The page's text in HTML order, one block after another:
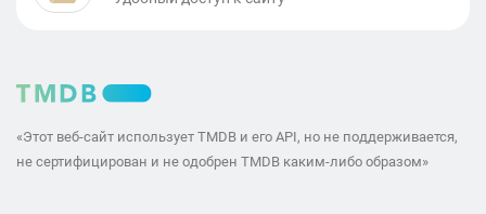
«Этот веб-сайт использует TMDB и его API, но не поддерживается,
не сертифицирован и не одобрен TMDB каким-либо образом»